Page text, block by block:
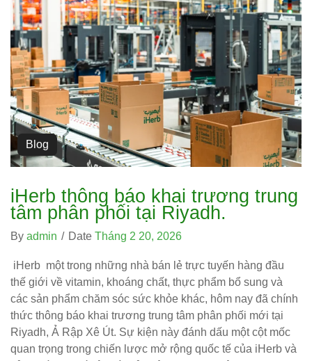
Blog
iHerb thông báo khai trương trung
tâm phân phối tại Riyadh.
By admin / Date Tháng 2 20, 2026
iHerb một trong những nhà bán lẻ trực tuyến hàng đầu
thế giới về vitamin, khoáng chất, thực phẩm bổ sung và
các sản phẩm chăm sóc sức khỏe khác, hôm nay đã chính
thức thông báo khai trương trung tâm phân phối mới tại
Riyadh, Ả Rập Xê Út. Sự kiện này đánh dấu một cột mốc
quan trọng trong chiến lược mở rộng quốc tế của iHerb và